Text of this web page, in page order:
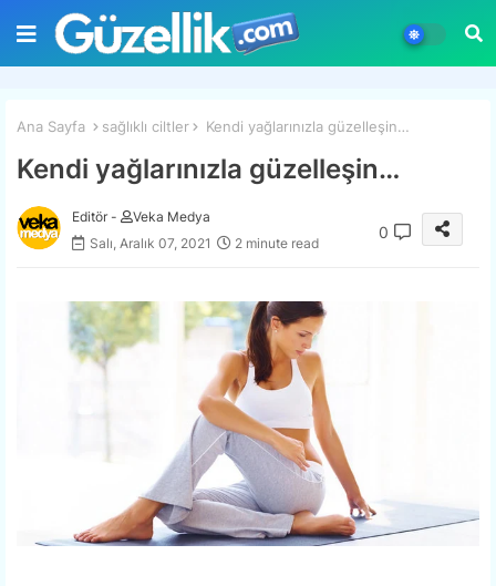
Ana Sayfa sağlıklı ciltler Kendi yağlarınızla güzelleşin…
Kendi yağlarınızla güzelleşin…
Editör -
Veka Medya
Salı, Aralık 07, 2021
2 minute read
0